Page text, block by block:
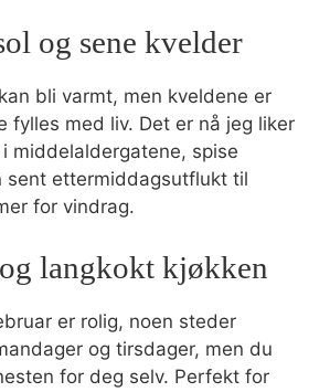
og sene kvelder
bli varmt, men kveldene er
fylles med liv. Det er nå jeg liker
middelaldergatene, spise
sent ettermiddagsutflukt til
for vindrag.
langkokt kjøkken
er rolig, noen steder
og tirsdager, men du
for deg selv. Perfekt for